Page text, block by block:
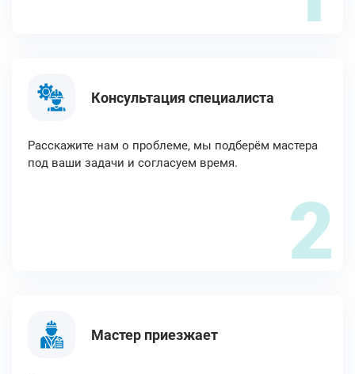
Консультация специалиста
Расскажите нам о проблеме, мы подберём мастера
под ваши задачи и согласуем время.
2
Мастер приезжает